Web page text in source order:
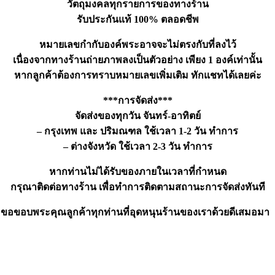
วัตถุมงคลทุกรายการของทางร้าน
รับประกันแท้ 100% ตลอดชีพ
หมายเลขกำกับองค์พระอาจจะไม่ตรงกับที่ลงไว้
เนื่องจากทางร้านถ่ายภาพลงเป็นตัวอย่าง เพียง 1 องค์เท่านั้น
หากลูกค้าต้องการทราบหมายเลขเพิ่มเติม ทักแชทได้เลยค่ะ
***การจัดส่ง***
จัดส่งของทุกวัน จันทร์-อาทิตย์
– กรุงเทพ และ ปริมณฑล ใช้เวลา 1-2 วัน ทำการ
– ต่างจังหวัด ใช้เวลา 2-3 วัน ทำการ
หากท่านไม่ได้รับของภายในเวลาที่กำหนด
กรุณาติดต่อทางร้าน เพื่อทำการติดตามสถานะการจัดส่งทันที
ขอขอบพระคุณลูกค้าทุกท่านที่อุดหนุนร้านของเราด้วยดีเสมอมา